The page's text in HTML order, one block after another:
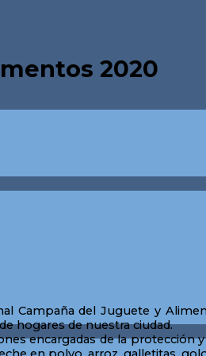
2020
Campaña del Juguete y
hogares de nuestra ciudad.
encargadas de la protección